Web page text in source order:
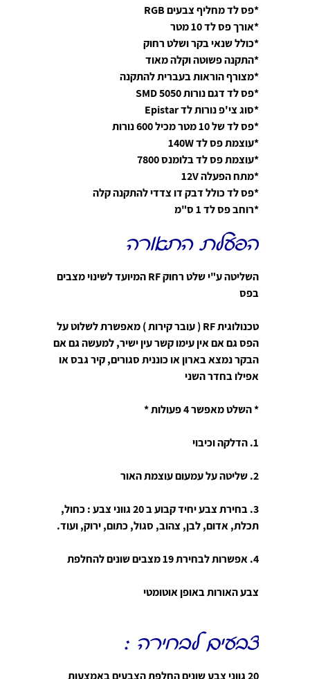
*פס לד מחליף צבעים RGB
*אורך פס לד 10 מטר
*כולל שנאי בקר ושלט רחוק
*התקנה פשוטה וקלה מאוד
*מצורף הוראות בעברית להתקנה
*פס לד דגם נורות SMD 5050
*סוג צי'פ נורות לד Epistar
*פס לד של 10 מטר מכיל 600 נורות
*עוצמת פס לד 140W
*עוצמת פס לד בלומנס 7800
*מתח הפעלה 12V
*פס לד כולל דבק דו צדדי להתקנה קלה
*רוחב פס לד 1 ס"מ
הפעלת התאורה
השליטה ע"י שלט רחוק RF המיועד לשינוי מצבים
בפס
טכנולוגית RF ( עובר קירות ) מאפשרת לשלוט על
הפס גם אם אין עימו קשר עין ישיר, למעשה גם אם
הבקר נמצא בארון או כוננית סגורים, קיר גבס או
אפילו בחדר השני
* השלט מאפשר 4 פעולות *
1. הדלקה וכיבוי
2. שליטה על עמעום עוצמת האור
3. בחירת צבע יחיד קבוע ב 20 גווני צבע : כחול,
תכלת, אדום, לבן, צהוב, סגול, כתום, ירוק, ועוד.
4. אפשרות לבחירת 19 מצבים שונים להחלפת
צבע האורות באופן אוטומטי
צבעים לבחירה :
20 גווני צבע שונים החלפת הצבעים באמצעות